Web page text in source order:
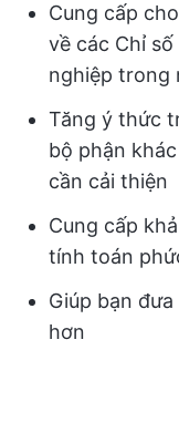
Cung cấp
về các Chỉ
nghiệp trong
Tăng ý thức
bộ phận
cần cải thiện
Cung cấp
tính toán
Giúp bạn
hơn